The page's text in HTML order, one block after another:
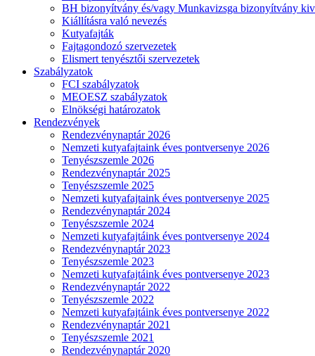
BH bizonyítvány és/vagy Munkavizsga bizonyítvány
Kiállításra való nevezés
Kutyafajták
Fajtagondozó szervezetek
Elismert tenyésztői szervezetek
Szabályzatok
FCI szabályzatok
MEOESZ szabályzatok
Elnökségi határozatok
Rendezvények
Rendezvénynaptár 2026
Nemzeti kutyafajtaink éves pontversenye 2026
Tenyészszemle 2026
Rendezvénynaptár 2025
Tenyészszemle 2025
Nemzeti kutyafajtaink éves pontversenye 2025
Rendezvénynaptár 2024
Tenyészszemle 2024
Nemzeti kutyafajtáink éves pontversenye 2024
Rendezvénynaptár 2023
Tenyészszemle 2023
Nemzeti kutyafajtáink éves pontversenye 2023
Rendezvénynaptár 2022
Tenyészszemle 2022
Nemzeti kutyafajtáink éves pontversenye 2022
Rendezvénynaptár 2021
Tenyészszemle 2021
Rendezvénynaptár 2020